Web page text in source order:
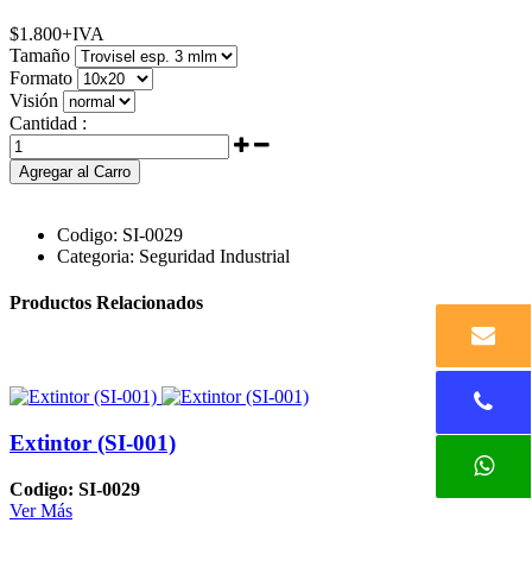
$1.800+IVA
Tamaño
Formato
Visión
Cantidad :
Agregar al Carro
Codigo: SI-0029
Categoria: Seguridad Industrial
Productos Relacionados
Extintor (SI-001)
Codigo: SI-0029
Ver Más